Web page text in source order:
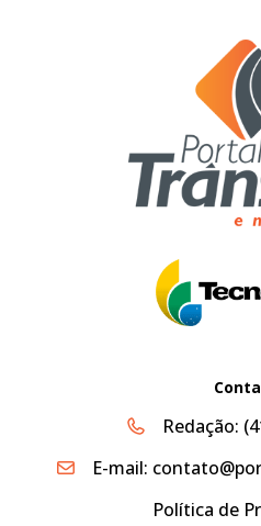
Redação:
E-mail:
Política de